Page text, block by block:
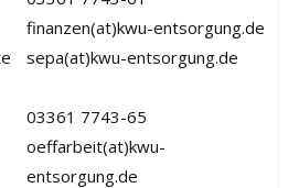
finanzen(at)kwu-entsorgung.de
sepa(at)kwu-entsorgung.de
03361 7743-65
oeffarbeit(at)kwu-
entsorgung.de